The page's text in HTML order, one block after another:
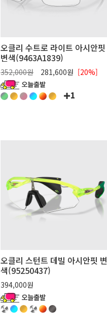
오클리 수트로 라이트 아시안핏
변색(9463A1839)
352,000원 281,600원 [20%]
1
오클리 스턴트 데빌 아시안핏 변
색(95250437)
394,000원